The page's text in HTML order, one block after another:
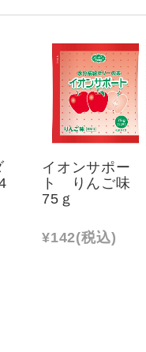
イオンサポー
ト りんご味
75ｇ
¥142(税込)